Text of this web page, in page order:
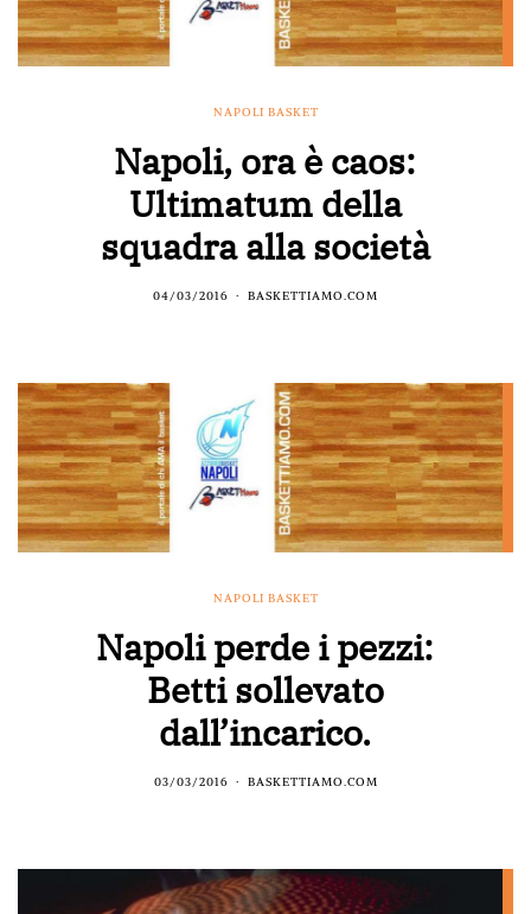
NAPOLI BASKET
Napoli, ora è caos:
Ultimatum della
squadra alla società
04/03/2016 BASKETTIAMO.COM
NAPOLI BASKET
Napoli perde i pezzi:
Betti sollevato
dall’incarico.
03/03/2016 BASKETTIAMO.COM